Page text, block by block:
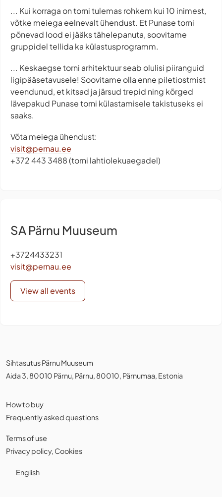
... Kui korraga on torni tulemas rohkem kui 10 inimest,
võtke meiega eelnevalt ühendust. Et Punase torni
põnevad lood ei jääks tähelepanuta, soovitame
gruppidel tellida ka külastusprogramm.
... Keskaegse torni arhitektuur seab olulisi piiranguid
ligipääsetavusele! Soovitame olla enne piletiostmist
veendunud, et kitsad ja järsud trepid ning kõrged
lävepakud Punase torni külastamisele takistuseks ei
saaks.
Võta meiega ühendust:
visit@pernau.ee
+372 443 3488 (torni lahtiolekuaegadel)
SA Pärnu Muuseum
+3724433231
visit@pernau.ee
View all events
Sihtasutus Pärnu Muuseum
Aida 3, 80010 Pärnu, Pärnu, 80010, Pärnumaa, Estonia
How to buy
Frequently asked questions
Terms of use
Privacy policy, Cookies
English